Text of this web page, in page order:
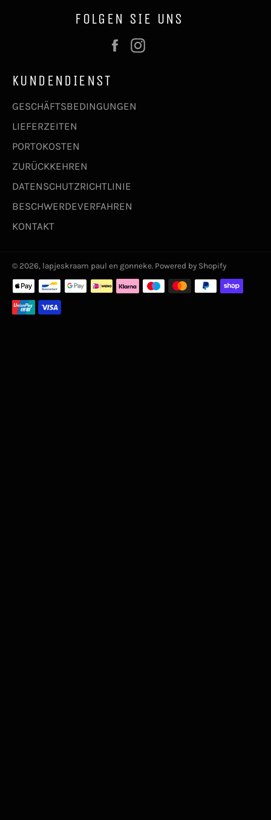
FOLGEN SIE UNS
Facebook
KUNDENDIENST
GESCHÄFTSBEDINGUNGEN
LIEFERZEITEN
PORTOKOSTEN
ZURÜCKKEHREN
DATENSCHUTZRICHTLINIE
BESCHWERDEVERFAHREN
KONTAKT
© 2026, lapjeskraam paul en gonneke. Powered by Shopify
Zahlungsmethoden